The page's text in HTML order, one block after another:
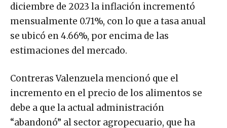
diciembre de 2023 la inflación incrementó
mensualmente 0.71%, con lo que a tasa anual
se ubicó en 4.66%, por encima de las
estimaciones del mercado.
Contreras Valenzuela mencionó que el
incremento en el precio de los alimentos se
debe a que la actual administración
“abandonó” al sector agropecuario, que ha